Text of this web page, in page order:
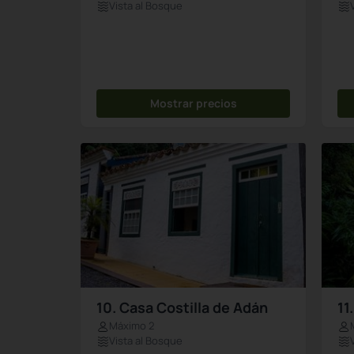
Vista al Bosque
Mostrar precios
10. Casa Costilla de Adán
Máximo 2
Vista al Bosque